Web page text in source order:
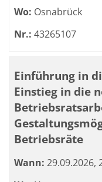
Wo: Osnabrück
Nr.: 43265107
Einführung in
Einstieg in die
Betriebsräte
Wann: 29.09.2026,